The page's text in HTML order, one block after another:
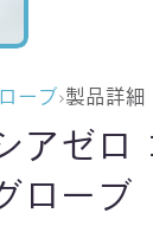
ーブ›製品詳細
アゼロ
ローブ